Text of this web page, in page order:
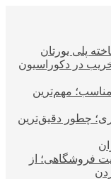
پلی یورتان
در دکوراسیون
مهم‌ترین
چطور دقیق‌ترین
فروشگاهی؛ از